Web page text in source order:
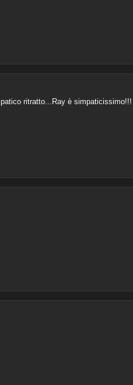
ritratto...Ray è simpaticissimo!!!